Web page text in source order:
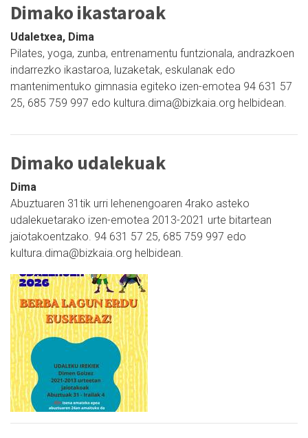
Dimako ikastaroak
Udaletxea, Dima
Pilates, yoga, zunba, entrenamentu funtzionala, andrazkoen
indarrezko ikastaroa, luzaketak, eskulanak edo
mantenimentuko gimnasia egiteko izen-emotea 94 631 57
25, 685 759 997 edo kultura.dima@bizkaia.org helbidean.
Dimako udalekuak
Dima
Abuztuaren 31tik urri lehenengoaren 4rako asteko
udalekuetarako izen-emotea 2013-2021 urte bitartean
jaiotakoentzako. 94 631 57 25, 685 759 997 edo
kultura.dima@bizkaia.org helbidean.